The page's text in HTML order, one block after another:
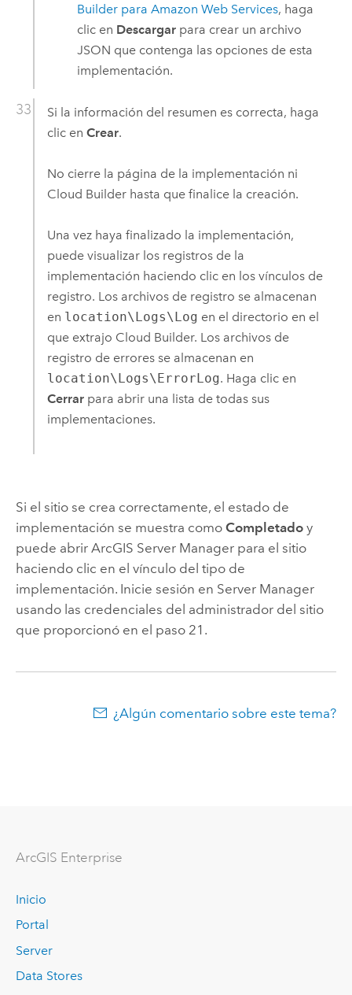
Builder para Amazon Web Services, haga
clic en Descargar para crear un archivo
JSON que contenga las opciones de esta
implementación.
Si la información del resumen es correcta, haga
clic en Crear.
No cierre la página de la implementación ni
Cloud Builderhasta que finalice la creación.
Una vez haya finalizado la implementación,
puede visualizar los registros de la
implementación haciendo clic en los vínculos de
registro. Los archivos de registro se almacenan
en location\Logs\Log en el directorio en el
que extrajo Cloud Builder. Los archivos de
registro de errores se almacenan en
location\Logs\ErrorLog. Haga clic en
Cerrarpara abrir una lista de todas sus
implementaciones.
Si el sitio se crea correctamente, el estado de
implementación se muestra como Completadoy
puede abrir ArcGIS Server Managerpara el sitio
haciendo clic en el vínculo del tipo de
implementación. Inicie sesión en Server Manager
usando las credenciales del administrador del sitio
que proporcionó en el paso 21.
¿Algún comentario sobre este tema?
ArcGIS Enterprise
Inicio
Portal
Server
Data Stores